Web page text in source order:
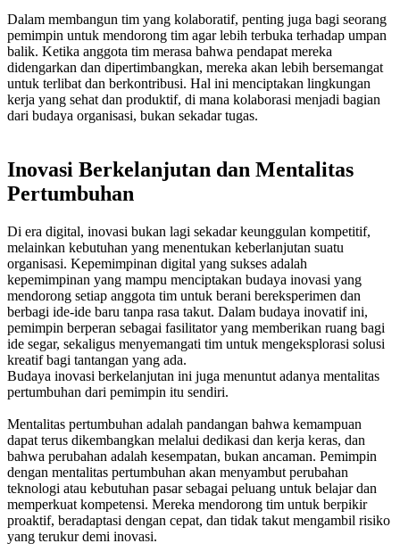
Dalam membangun tim yang kolaboratif, penting juga bagi seorang
pemimpin untuk mendorong tim agar lebih terbuka terhadap umpan
balik. Ketika anggota tim merasa bahwa pendapat mereka
didengarkan dan dipertimbangkan, mereka akan lebih bersemangat
untuk terlibat dan berkontribusi. Hal ini menciptakan lingkungan
kerja yang sehat dan produktif, di mana kolaborasi menjadi bagian
dari budaya organisasi, bukan sekadar tugas.
Inovasi Berkelanjutan dan Mentalitas
Pertumbuhan
Di era digital, inovasi bukan lagi sekadar keunggulan kompetitif,
melainkan kebutuhan yang menentukan keberlanjutan suatu
organisasi. Kepemimpinan digital yang sukses adalah
kepemimpinan yang mampu menciptakan budaya inovasi yang
mendorong setiap anggota tim untuk berani bereksperimen dan
berbagi ide-ide baru tanpa rasa takut. Dalam budaya inovatif ini,
pemimpin berperan sebagai fasilitator yang memberikan ruang bagi
ide segar, sekaligus menyemangati tim untuk mengeksplorasi solusi
kreatif bagi tantangan yang ada.
Budaya inovasi berkelanjutan ini juga menuntut adanya mentalitas
pertumbuhan dari pemimpin itu sendiri.
Mentalitas pertumbuhan adalah pandangan bahwa kemampuan
dapat terus dikembangkan melalui dedikasi dan kerja keras, dan
bahwa perubahan adalah kesempatan, bukan ancaman. Pemimpin
dengan mentalitas pertumbuhan akan menyambut perubahan
teknologi atau kebutuhan pasar sebagai peluang untuk belajar dan
memperkuat kompetensi. Mereka mendorong tim untuk berpikir
proaktif, beradaptasi dengan cepat, dan tidak takut mengambil risiko
yang terukur demi inovasi.